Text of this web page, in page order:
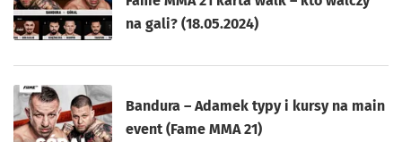
na gali? (18.05.2024)
Bandura – Adamek typy i kursy na main
event (Fame MMA 21)